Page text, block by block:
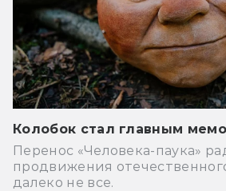
Колобок стал главным
Перенос «Человека-паука»
продвижения
далеко не все.